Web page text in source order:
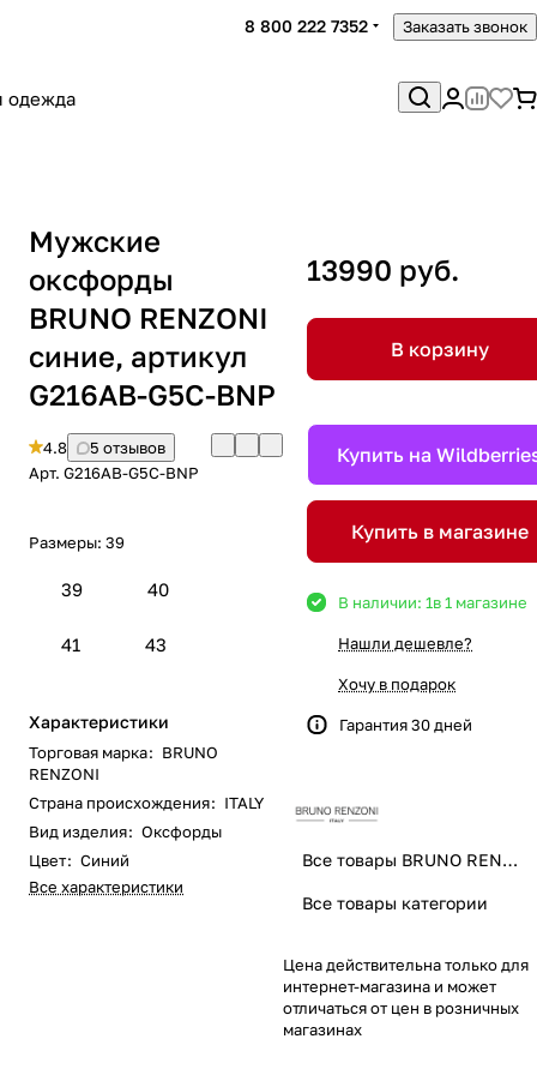
8 800 222 7352 Заказать звонок
одежда
Мужские
оксфорды
BRUNO RENZONI
синие, артикул
G216AB-G5C-BNP
4.8
5 отзывов
Арт. G216AB-G5C-BNP
Размеры: 39
39 40
41 43
Характеристики
Торговая марка: BRUNO
RENZONI
Страна происхождения: ITALY
Вид изделия: Оксфорды
Цвет: Синий
Все характеристики
13990 руб.
В корзину
Купить на
Купить в магазине
В наличии: 1в 1 магазине
Нашли дешевле?
Хочу в подарок
Гарантия 30 дней
Все товары BRUNO RENZONI
Все товары категории
Цена действительна только для
интернет-магазина и может
отличаться от цен в розничных
магазинах